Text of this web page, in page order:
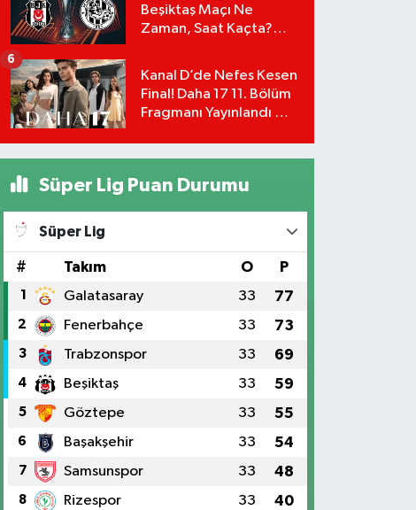
Beşiktaş Maçı Ne
Zaman, Saat Kaçta?
Detayları!
Kanal D’de Nefes Kesen
Final! Daha 17 11. Bölüm
Fragmanı Yayınlandı Mı?
6
Süper Lig Puan Durumu
Süper Lig
# Takım O P
1 Galatasaray 33 77
2 Fenerbahçe 33 73
3 Trabzonspor 33 69
4 Beşiktaş 33 59
5 Göztepe 33 55
6 Başakşehir 33 54
7 Samsunspor 33 48
8 Rizespor 33 40